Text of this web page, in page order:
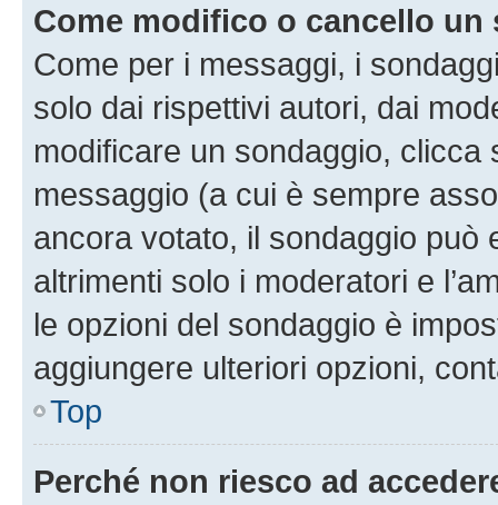
Come modifico o cancello un
Come per i messaggi, i
solo dai rispettivi autori, dai
modificare un sondaggio,
messaggio (a cui è sempre
ancora votato, il sondaggio può
altrimenti solo i moderatori e
le opzioni del sondaggio è
aggiungere ulteriori opzioni,
Top
Perché non riesco ad